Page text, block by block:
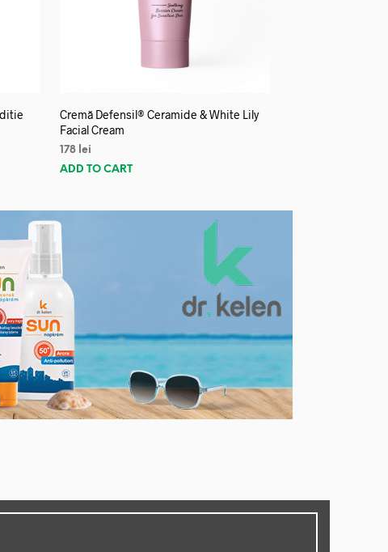
Cremă Defensil® Ceramide & White Lily
Facial Cream
178 lei
ADD TO CART